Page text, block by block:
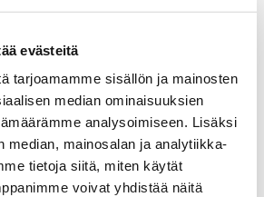
evästeitä
tarjoamamme sisällön ja mainosten
median ominaisuuksien
analysoimiseen. Lisäksi
median, mainosalan ja analytiikka-
tietoja siitä, miten käytät
voivat yhdistää näitä
Radio Tutkan kevätkautta
viikkoa.
Radio Tutkan toisella
lähetysviikolla
pääteemana on
ystävyys